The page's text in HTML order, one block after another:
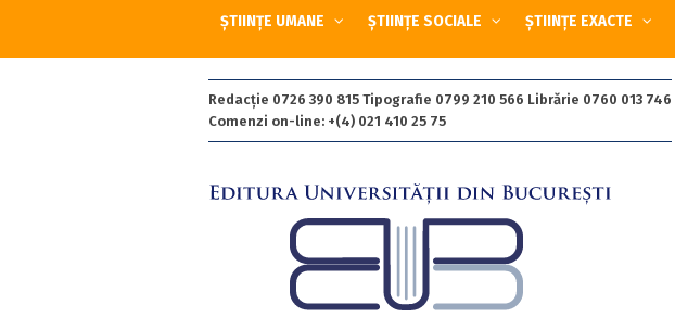
ȘTIINȚE UMANE ȘTIINȚE SOCIALE ȘTIINȚE EXACTE
Redacție 0726 390 815 Tipografie 0799 210 566 Librărie 0760 013 746
Comenzi on-line: +(4) 021 410 25 75